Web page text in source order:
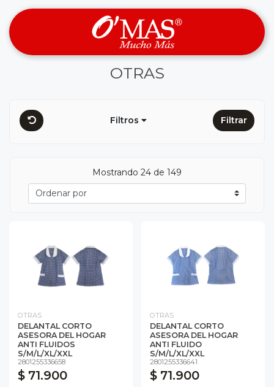
OTRAS
Filtros Filtrar
Mostrando 24 de 149
OTRAS
DELANTAL CORTO
ASESORA DEL HOGAR
ANTI FLUIDOS
S/M/L/XL/XXL
2801255336658
$ 71.900
OTRAS
DELANTAL CORTO
ASESORA DEL HOGAR
ANTI FLUIDO
S/M/L/XL/XXL
2801255336641
$ 71.900